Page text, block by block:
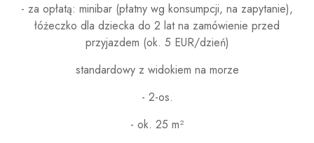
- za opłatą: minibar (płatny wg konsumpcji, na zapytanie),
łóżeczko dla dziecka do 2 lat na zamówienie przed
przyjazdem (ok. 5 EUR/dzień)
standardowy z widokiem na morze
- 2-os.
- ok. 25 m²